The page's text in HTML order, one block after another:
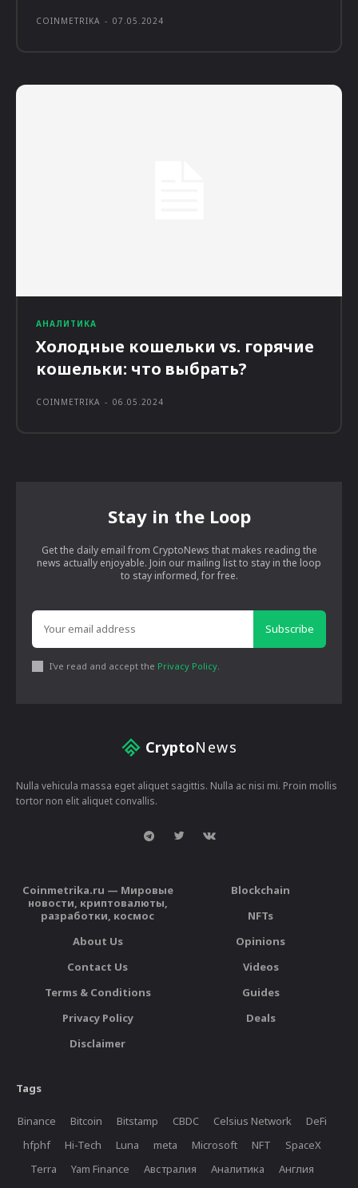
COINMETRIKA - 07.05.2024
АНАЛИТИКА
Холодные кошельки vs. горячие
кошельки: что выбрать?
COINMETRIKA - 06.05.2024
Stay in the Loop
Get the daily email from CryptoNews that makes reading the
news actually enjoyable. Join our mailing list to stay in the loop
to stay informed, for free.
Subscribe
I've read and accept the Privacy Policy.
CryptoNews
Nulla vehicula massa eget aliquet sagittis. Nulla ac nisi mi. Proin mollis
tortor non elit aliquet convallis.
Coinmetrika.ru — Мировые
новости, криптовалюты,
разработки, космос
About Us
Contact Us
Terms & Conditions
Privacy Policy
Disclaimer
Blockchain
NFTs
Opinions
Videos
Guides
Deals
Tags
Binance Bitcoin Bitstamp CBDC Celsius Network
DeFi
hfphf
Hi-Tech Luna meta Microsoft NFT
SpaceX
Terra
Yam Finance Австралия Аналитика
Англия